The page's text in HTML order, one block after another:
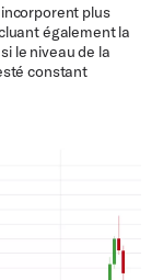
plus
également la
le niveau de la
constant